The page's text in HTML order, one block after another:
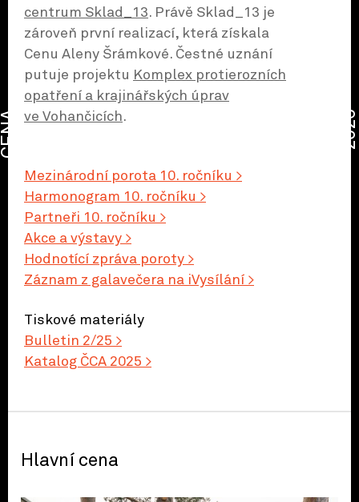
centrum Sklad_13. Právě Sklad_13 je
zároveň první realizací, která získala
Cenu Aleny Šrámkové. Čestné uznání
putuje projektu Komplex protierozních
opatření a krajinářských úprav
ve Vohančicích.
Mezinárodní porota 10. ročníku
Harmonogram 10. ročníku
Partneři 10. ročníku
Akce a výstavy
Hodnotící zpráva poroty
Záznam z galavečera na iVysílání
Tiskové materiály
Bulletin 2/25
Katalog ČCA 2025
Hlavní cena
CENA 2026